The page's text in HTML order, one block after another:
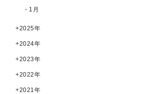
・1月
2025年
2024年
2023年
2022年
2021年